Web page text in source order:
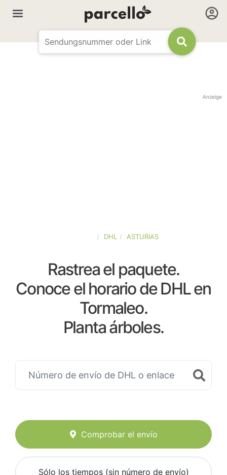
Anzeige
DHL ASTURIAS
Rastrea el paquete.
Conoce el horario de DHL en
Tormaleo.
Planta árboles.
Comprobar el envío
Sólo los tiempos (sin número de envío)